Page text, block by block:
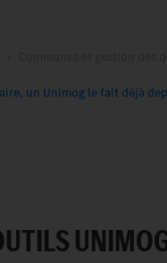
un Unimog le fait déjà